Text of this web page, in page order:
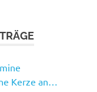
Kerze an…